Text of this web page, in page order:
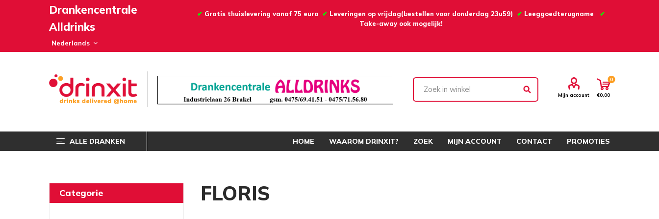
Drankencentrale
Alldrinks
✔ Gratis thuislevering vanaf 75 euro ✔ Leveringen op vrijdag(bestellen voor donderdag 23u59) ✔ Leeggoedterugname ✔
Take-away ook mogelijk!
Mijn account
0
€0,00
ALLE DRANKEN HOME WAAROM DRINXIT? ZOEK MIJN ACCOUNT CONTACT PROMOTIES
Categorie FLORIS